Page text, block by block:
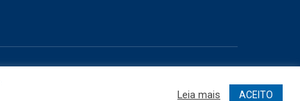
Leia mais ACEITO